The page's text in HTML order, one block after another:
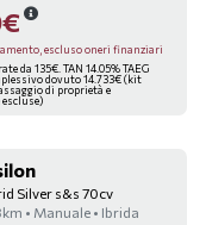
escluso oneri finanziari
da 135€. TAN 14.05% TAEG
dovuto 14.733€ (kit
di proprietà e
Silver s&s 70cv
• Manuale • Ibrida